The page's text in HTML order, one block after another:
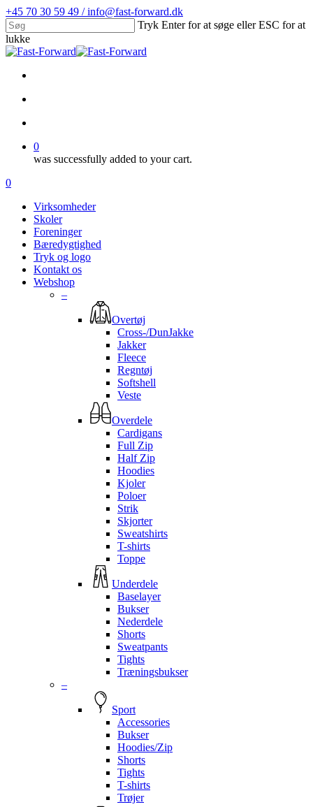
Skip
to
main
content
+45 70 30 59 49 / info@fast-forward.dk
Tryk Enter for at søge eller ESC for at
lukke
Close
0
was successfully added to your cart.
Menu
search
account
0
Virksomheder
Skoler
Foreninger
Bæredygtighed
Tryk og logo
Kontakt os
Webshop
–
Overtøj
Cross-/DunJakke
Jakker
Fleece
Regntøj
Softshell
Veste
Overdele
Cardigans
Full Zip
Half Zip
Hoodies
Kjoler
Poloer
Strik
Skjorter
Sweatshirts
T-shirts
Toppe
Underdele
Baselayer
Bukser
Nederdele
Shorts
Sweatpants
Tights
Træningsbukser
–
Sport
Accessories
Bukser
Hoodies/Zip
Shorts
Tights
T-shirts
Trøjer